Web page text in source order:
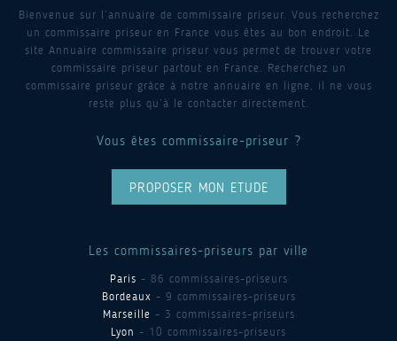
Bienvenue sur l’annuaire de commissaire priseur. Vous recherchez
un commissaire priseur en France vous êtes au bon endroit. Le
site Annuaire commissaire priseur vous permet de trouver votre
commissaire priseur partout en France. Recherchez un
commissaire priseur grâce à notre annuaire en ligne, il ne vous
reste plus qu’à le contacter directement.
Vous êtes commissaire-priseur ?
PROPOSER MON ETUDE
Les commissaires-priseurs par ville
Paris - 86 commissaires-priseurs
Bordeaux - 9 commissaires-priseurs
Marseille - 3 commissaires-priseurs
Lyon - 10 commissaires-priseurs